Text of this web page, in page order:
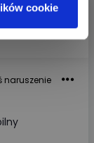
cookie
naruszenie